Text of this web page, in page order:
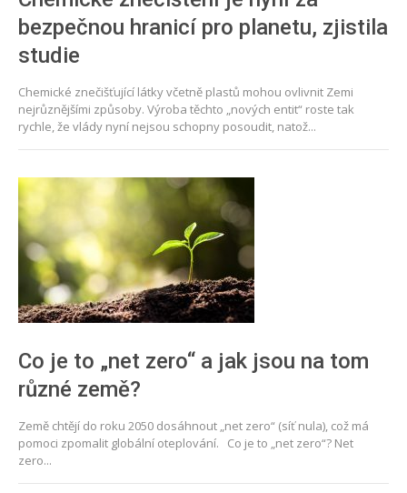
bezpečnou hranicí pro planetu, zjistila
studie
Chemické znečišťující látky včetně plastů mohou ovlivnit Zemi
nejrůznějšími způsoby. Výroba těchto „nových entit“ roste tak
rychle, že vlády nyní nejsou schopny posoudit, natož...
Co je to „net zero“ a jak jsou na tom
různé země?
Země chtějí do roku 2050 dosáhnout „net zero“ (síť nula), což má
pomoci zpomalit globální oteplování. Co je to „net zero“? Net
zero...